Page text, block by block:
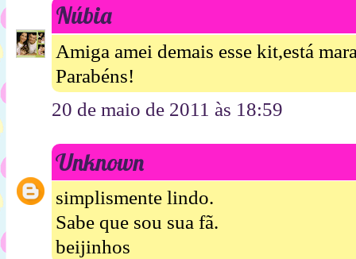
Núbia
Amiga amei demais esse kit,está
Parabéns!
20 de maio de 2011 às 18:59
Unknown
simplismente lindo.
Sabe que sou sua fã.
beijinhos